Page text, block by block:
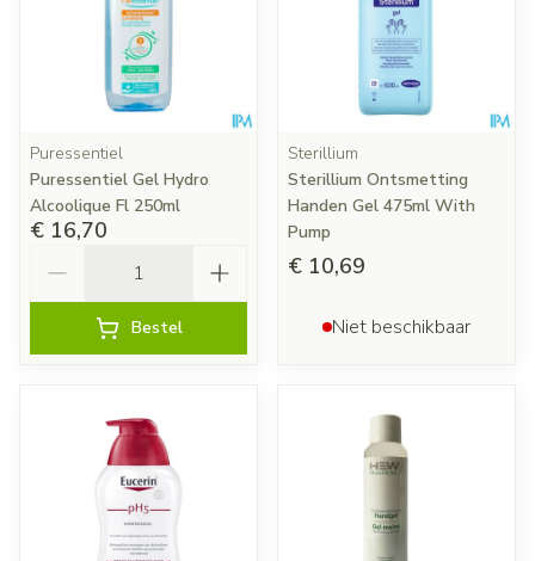
Puressentiel
Puressentiel Gel Hydro
Alcoolique Fl 250ml
€ 16,70
Bestel
Sterillium
Sterillium Ontsmetting
Handen Gel 475ml With
Pump
€ 10,69
Niet beschikbaar